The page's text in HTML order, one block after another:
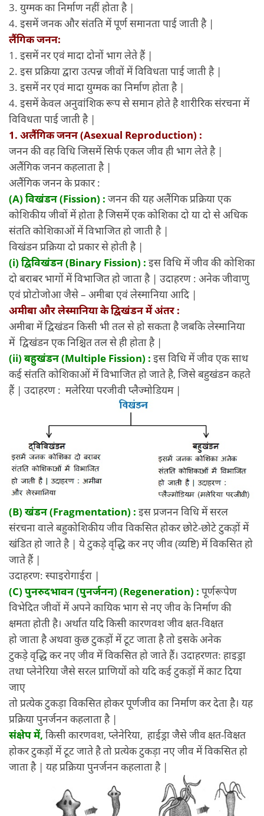
3. युग्मक का निर्माण नहीं होता है |
4. इसमें जनक और संतति में पूर्ण समानता पाई जाती है |
लैंगिक जनन:
1. इसमें नर एवं मादा दोनों भाग लेते हैं |
2. इस प्रक्रिया द्वारा उत्पन्न जीवों में विविधता पाई जाती है |
3. इसमें नर एवं मादा युग्मक का निर्माण होता है |
4. इसमें केवल अनुवांशिक रूप से समान होते है शारीरिक संरचना में
विविधता पाई जाती है |
1. अलैंगिक जनन (Asexual Reproduction) :
जनन की वह विधि जिसमें सिर्फ एकल जीव ही भाग लेते है |
अलैंगिक जनन कहलाता है |
अलैंगिक जनन के प्रकार :
(A) विखंडन (Fission) : जनन की यह अलैंगिक प्रक्रिया एक
कोशिकीय जीवों में होता है जिसमें एक कोशिका दो या दो से अधिक
संतति कोशिकाओं में विभाजित हो जाती है |
विखंडन प्रक्रिया दो प्रकार से होती है |
(i) द्विविखंडन (Binary Fission) : इस विधि में जीव की कोशिका
दो बराबर भागों में विभाजित हो जाता है | उदाहरण : अनेक जीवाणु
एवं प्रोटोजोआ जैसे – अमीबा एवं लेस्मानिया आदि |
अमीबा और लेस्मानिया के द्विखंडन में अंतर :
अमीबा में द्विखंडन किसी भी तल से हो सकता है जबकि लेस्मानिया
में द्विखंडन एक निश्चित तल से ही होता है |
(ii) बहुखंडन (Multiple Fission) : इस विधि में जीव एक साथ
कई संतति कोशिकाओं में विभाजित हो जाते है, जिसे बहुखंडन कहते
हैं | उदाहरण : मलेरिया परजीवी प्लैज्मोडियम |
(B) खंडन (Fragmentation) : इस प्रजनन विधि में सरल
संरचना वाले बहुकोशिकीय जीव विकसित होकर छोटे-छोटे टुकड़ों में
खंडित हो जाते है | ये टुकड़े वृद्धि कर नए जीव (व्यष्टि) में विकसित हो
जाते हैं |
उदाहरण: स्पाइरोगाईरा |
(C) पुनरुदभावन (पुनर्जनन) (Regeneration) : पूर्णरूपेण
विभेदित जीवों में अपने कायिक भाग से नए जीव के निर्माण की
क्षमता होती है। अर्थात यदि किसी कारणवश जीव क्षत-विक्षत
हो जाता है अथवा कुछ टुकड़ों में टूट जाता है तो इसके अनेक
टुकड़े वृद्धि कर नए जीव में विकसित हो जाते हैं। उदाहरणतः हाइड्रा
तथा प्लेनेरिया जैसे सरल प्राणियों को यदि कई टुकड़ों में काट दिया
जाए
तो प्रत्येक टुकड़ा विकसित होकर पूर्णजीव का निर्माण कर देता है। यह
प्रक्रिया पुनर्जनन कहलाता है |
संक्षेप में, किसी कारणवश, प्लेनेरिया, हाईड्रा जैसे जीव क्षत-विक्षत
होकर टुकड़ों में टूट जाते है तो प्रत्येक टुकड़ा नए जीव में विकसित हो
जाता है | यह प्रक्रिया पुनर्जनन कहलाता है |